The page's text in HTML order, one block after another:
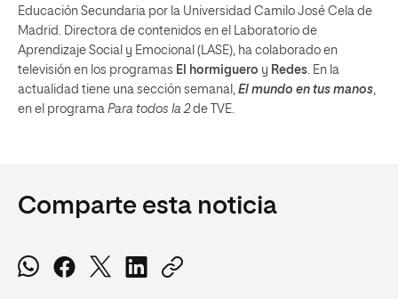
Educación Secundaria por la Universidad Camilo José Cela de
Madrid. Directora de contenidos en el Laboratorio de
Aprendizaje Social y Emocional (LASE), ha colaborado en
televisión en los programas El hormiguero y Redes. En la
actualidad tiene una sección semanal, El mundo en tus manos,
en el programa Para todos la 2de TVE.
Comparte esta noticia